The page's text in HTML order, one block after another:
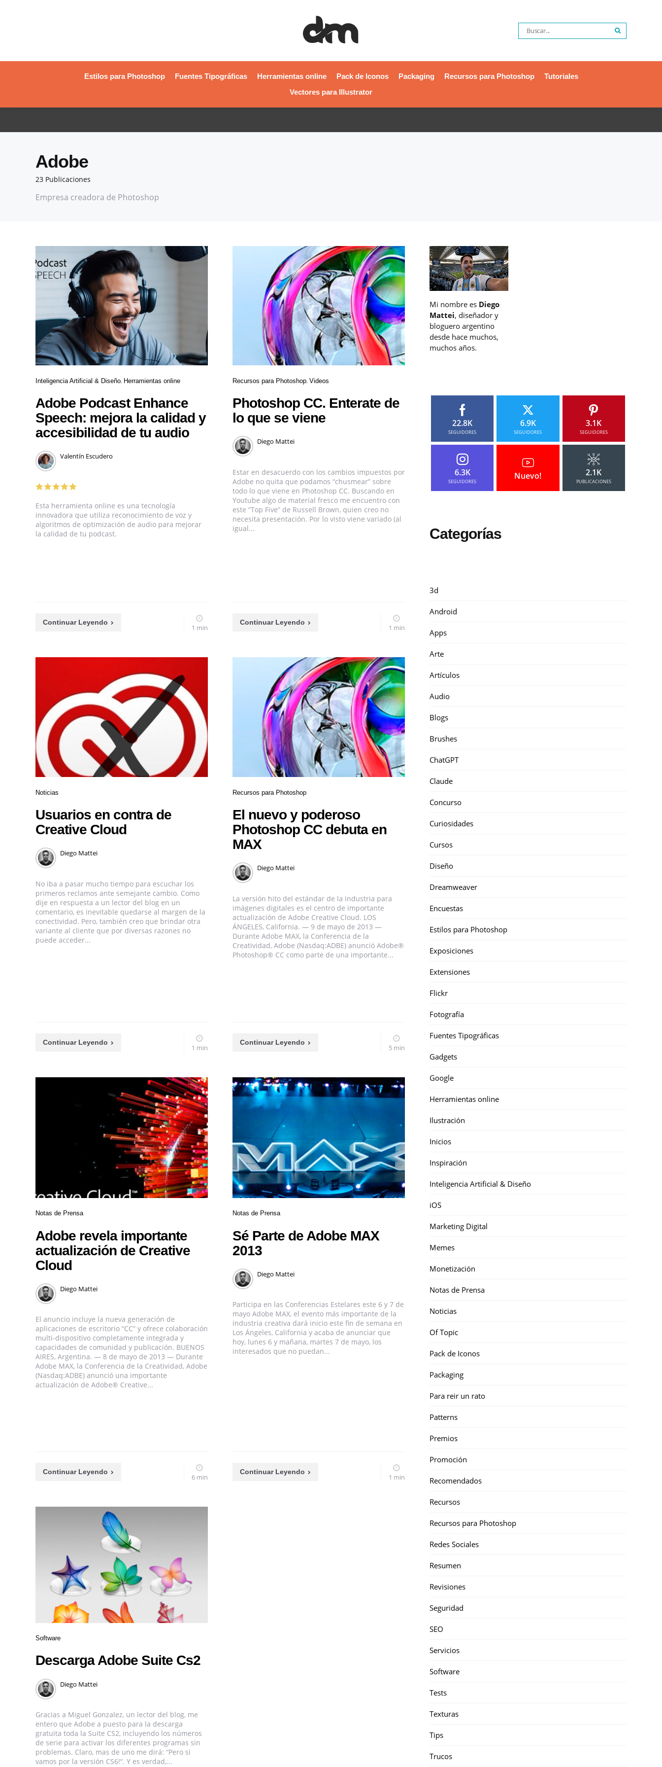
Estilos para Photoshop Fuentes Tipográficas Herramientas online Pack de Iconos Packaging Recursos para Photoshop
Tutoriales
Vectores para Illustrator
23 Publicaciones
Adobe
Empresa creadora de Photoshop
Inteligencia Artificial & Diseño Herramientas online
Adobe Podcast Enhance
Speech: mejora la calidad y
accesibilidad de tu audio
Valentín Escudero
Esta herramienta online es una tecnología
innovadora que utiliza reconocimiento de voz y
algoritmos de optimización de audio para mejorar
la calidad de tu podcast.
Continuar Leyendo
1 min
Recursos para Photoshop Videos
Photoshop CC. Enterate de
lo que se viene
Diego Mattei
Estar en desacuerdo con los cambios impuestos por
Adobe no quita que podamos “chusmear” sobre
todo lo que viene en Photoshop CC. Buscando en
Youtube algo de material fresco me encuentro con
este “Top Five” de Russell Brown, quien creo no
necesita presentación. Por lo visto viene variado (al
igual...
Continuar Leyendo
1 min
Noticias
Usuarios en contra de
Creative Cloud
Diego Mattei
No iba a pasar mucho tiempo para escuchar los
primeros reclamos ante semejante cambio. Como
dije en respuesta a un lector del blog en un
comentario, es inevitable quedarse al margen de la
conectividad. Pero, también creo que brindar otra
variante al cliente que por diversas razones no
puede acceder...
Continuar Leyendo
1 min
Recursos para Photoshop
El nuevo y poderoso
Photoshop CC debuta en
MAX
Diego Mattei
La versión hito del estándar de la industria para
imágenes digitales es el centro de importante
actualización de Adobe Creative Cloud. LOS
ÁNGELES, California. — 9 de mayo de 2013 —
Durante Adobe MAX, la Conferencia de la
Creatividad, Adobe (Nasdaq:ADBE) anunció Adobe®
Photoshop® CC como parte de una importante...
Continuar Leyendo
5 min
Notas de Prensa
Adobe revela importante
actualización de Creative
Cloud
Diego Mattei
El anuncio incluye la nueva generación de
aplicaciones de escritorio “CC” y ofrece colaboración
multi-dispositivo completamente integrada y
capacidades de comunidad y publicación. BUENOS
AIRES, Argentina. — 8 de mayo de 2013 — Durante
Adobe MAX, la Conferencia de la Creatividad, Adobe
(Nasdaq:ADBE) anunció una importante
actualización de Adobe® Creative...
Continuar Leyendo
6 min
Notas de Prensa
Sé Parte de Adobe MAX
2013
Diego Mattei
Participa en las Conferencias Estelares este 6 y 7 de
mayo Adobe MAX, el evento más importante de la
industria creativa dará inicio este fin de semana en
Los Ángeles, California y acaba de anunciar que
hoy, lunes 6 y mañana, martes 7 de mayo, los
interesados que no puedan...
Continuar Leyendo
1 min
Software
Descarga Adobe Suite Cs2
Diego Mattei
Gracias a Miguel Gonzalez, un lector del blog, me
entero que Adobe a puesto para la descarga
gratuita toda la Suite CS2, incluyendo los números
de serie para activar los diferentes programas sin
problemas. Claro, mas de uno me dirá: “Pero si
vamos por la versión CS6!“. Y es verdad,...
Mi nombre es Diego
Mattei, diseñador y
bloguero argentino
desde hace muchos,
muchos años.
22.8K
SEGUIDORES
6.9K
SEGUIDORES
3.1K
SEGUIDORES
6.3K
SEGUIDORES
Nuevo! 2.1K
PUBLICACIONES
Categorías
3d
Android
Apps
Arte
Artículos
Audio
Blogs
Brushes
ChatGPT
Claude
Concurso
Curiosidades
Cursos
Diseño
Dreamweaver
Encuestas
Estilos para Photoshop
Exposiciones
Extensiones
Flickr
Fotografía
Fuentes Tipográficas
Gadgets
Google
Herramientas online
Ilustración
Inicios
Inspiración
Inteligencia Artificial & Diseño
iOS
Marketing Digital
Memes
Monetización
Notas de Prensa
Noticias
Of Topic
Pack de Iconos
Packaging
Para reir un rato
Patterns
Premios
Promoción
Recomendados
Recursos
Recursos para Photoshop
Redes Sociales
Resumen
Revisiones
Seguridad
SEO
Servicios
Software
Tests
Texturas
Tips
Trucos